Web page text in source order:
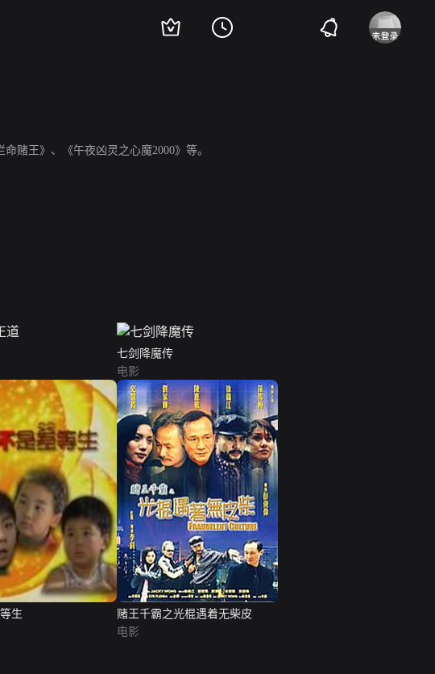
赌王》、《午夜凶灵之心魔2000》等。
七剑降魔传
电影
生
赌王千霸之光棍遇着无柴皮
电影